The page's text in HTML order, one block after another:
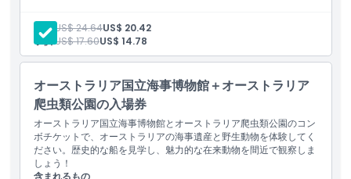
ます。
オーストラリア国立海事博物館は毎日開館しており、公共交通機関
で簡単にアクセスできます。ご家族皆でお越しください—5歳未満
の子供は入場無料です！
オーストラリア国立海事博物館で歴史の旅に出る機会をお見逃しな
く。本日訪れて、一生の思い出を作りましょう！
ムズ・クックのHMBエンデバー復元船（寄港時）、ダイフケン
（新）– 1606年にオーストラリアに最初に上陸したヨーロッパ
船。
常設ギャラリーおよびすべての特別展
3Dシネマ（利用可能時）
キッズ・オン・デッキ 工作アクティビティプログラム – 日曜また
は学校休暇中毎日（到着時にチケットデスクでお問い合わせくださ
い）
含まれるもの
アトラクションの入場
すべて見られるチケット
大人: US$ 24.64US$ 20.42
子供: US$ 17.60US$ 14.78
オーストラリア国立海事博物館＋オーストラリア
爬虫類公園の入場券
オーストラリア国立海事博物館とオーストラリア爬虫類公園のコン
ボチケットで、オーストラリアの海事遺産と野生動物を体験してく
ださい。歴史的な船を見学し、魅力的な在来動物を間近で観察しま
しょう！
含まれるもの